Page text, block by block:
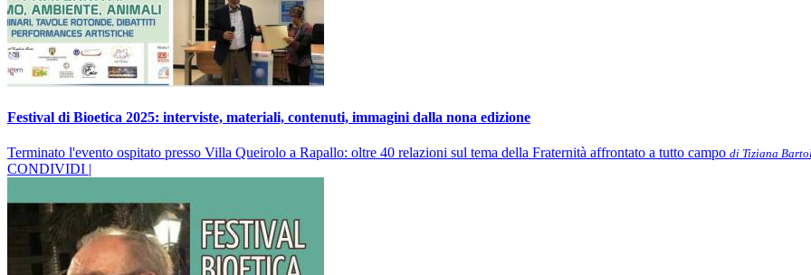
Festival di Bioetica 2025: interviste, materiali, contenuti, immagini dalla nona edizione
Terminato l'evento ospitato presso Villa Queirolo a Rapallo: oltre 40 relazioni sul tema della Fraternità affrontato a tutto campo di Tiziana
CONDIVIDI |